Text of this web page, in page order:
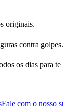
originais.
contra golpes.
os dias para te
Fale com o nosso